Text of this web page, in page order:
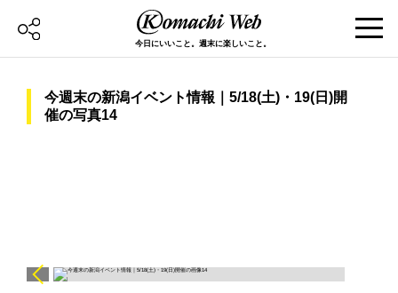
今日にいいこと。週末に楽しいこと。
今週末の新潟イベント情報｜5/18(土)・19(日)開
催の写真14